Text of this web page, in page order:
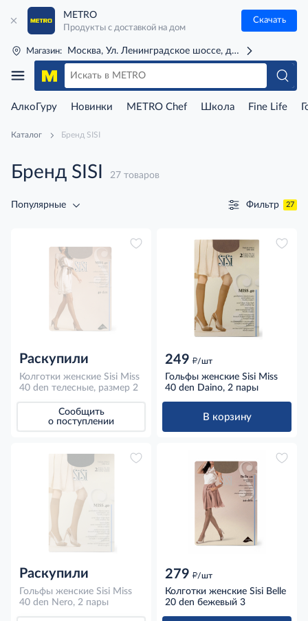
METRO
Продукты с доставкой на дом
Скачать
Магазин: Москва, Ул. Ленинградское шоссе, д. 71Г (м. Речной
АлкоГуру Новинки METRO Chef Школа Fine Life
Каталог Бренд SISI
Бренд SISI 27 товаров
Популярные Фильтр 27
Раскупили
Колготки женские Sisi Miss
40 den телесные, размер 2
Сообщить
о поступлении
249 д/шт
Гольфы женские Sisi Miss
40 den Daino, 2 пары
В корзину
Раскупили
Гольфы женские Sisi Miss
40 den Nero, 2 пары
279 д/шт
Колготки женские Sisi Belle
20 den бежевый 3